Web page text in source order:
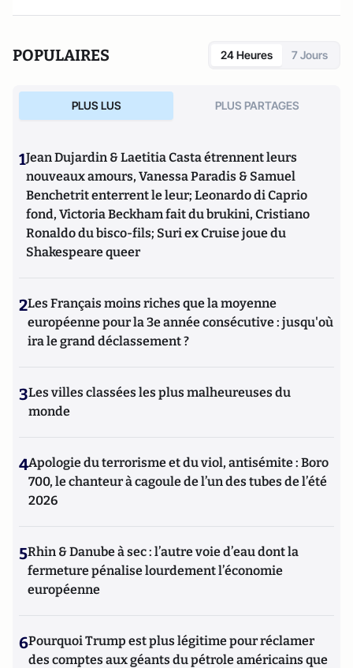
POPULAIRES 24 Heures 7 Jours
PLUS LUS PLUS PARTAGES
1Jean Dujardin & Laetitia Casta étrennent leurs
nouveaux amours, Vanessa Paradis & Samuel
Benchetrit enterrent le leur; Leonardo di Caprio
fond, Victoria Beckham fait du brukini, Cristiano
Ronaldo du bisco-fils; Suri ex Cruise joue du
Shakespeare queer
2Les Français moins riches que la moyenne
européenne pour la 3e année consécutive : jusqu'où
ira le grand déclassement ?
3Les villes classées les plus malheureuses du
monde
4Apologie du terrorisme et du viol, antisémite : Boro
700, le chanteur à cagoule de l’un des tubes de l’été
2026
5Rhin & Danube à sec : l’autre voie d’eau dont la
fermeture pénalise lourdement l’économie
européenne
6Pourquoi Trump est plus légitime pour réclamer
des comptes aux géants du pétrole américains que